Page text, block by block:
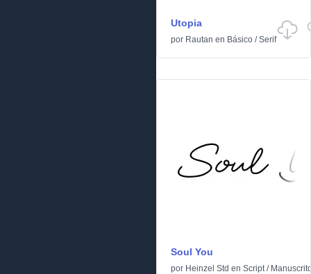
Utopia
por Rautan en Básico /Serif
Soul You
por Heinzel Std en Script/